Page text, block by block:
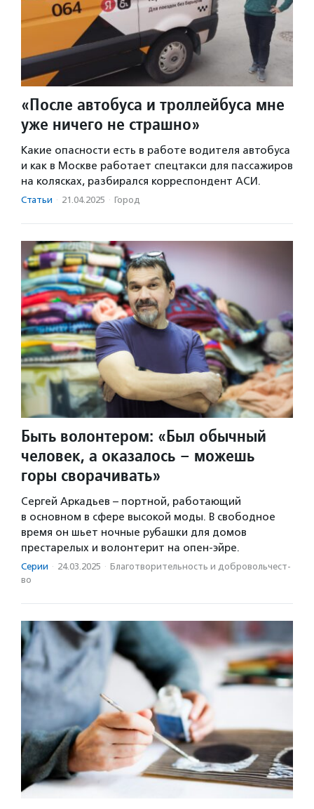
«После автобуса и троллейбуса мне
уже ничего не страшно»
Какие опасности есть в работе водителя автобуса
и как в Москве работает спецтакси для пассажиров
на колясках, разбирался корреспондент АСИ.
Статьи · 21.04.2025 · Город
Быть волонтером: «Был обычный
человек, а оказалось – можешь
горы сворачивать»
Сергей Аркадьев – портной, работающий
в основном в сфере высокой моды. В свободное
время он шьет ночные рубашки для домов
престарелых и волонтерит на опен-эйре.
Серии · 24.03.2025 · Благотвори­тель­ность и доброволь­чест­
во